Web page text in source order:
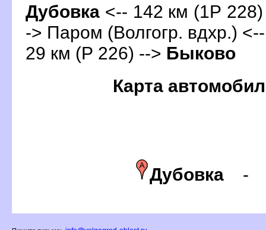
Дубовка <-- 142 км (1Р
-> Паром (Волгогр. вдхр.)
29 км (Р 226) --> Быково
Карта
Дубовка